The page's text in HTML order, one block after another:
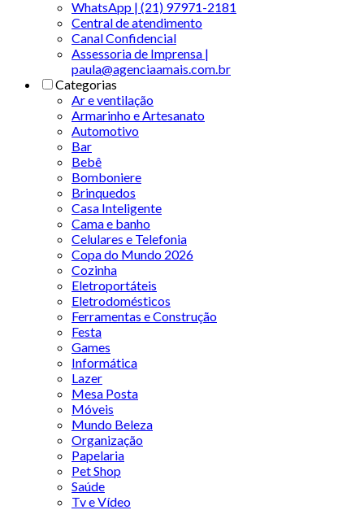
WhatsApp | (21) 97971-2181
Central de atendimento
Canal Confidencial
Assessoria de Imprensa |
paula@agenciaamais.com.br
Categorias
Ar e ventilação
Armarinho e Artesanato
Automotivo
Bar
Bebê
Bomboniere
Brinquedos
Casa Inteligente
Cama e banho
Celulares e Telefonia
Copa do Mundo 2026
Cozinha
Eletroportáteis
Eletrodomésticos
Ferramentas e Construção
Festa
Games
Informática
Lazer
Mesa Posta
Móveis
Mundo Beleza
Organização
Papelaria
Pet Shop
Saúde
Tv e Vídeo